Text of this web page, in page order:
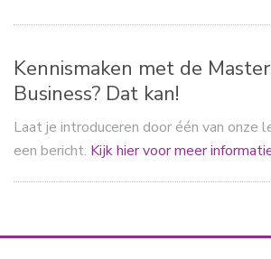
Kennismaken met de
Business? Dat kan!
Laat je introduceren door één van onze
een bericht. Kijk hier voor meer